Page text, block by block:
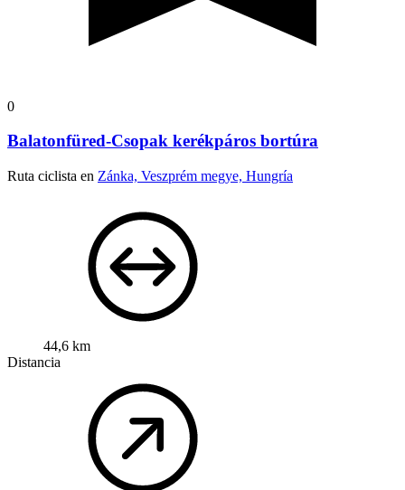
0
Balatonfüred-Csopak kerékpáros bortúra
Ruta ciclista en Zánka, Veszprém megye, Hungría
44,6 km
Distancia